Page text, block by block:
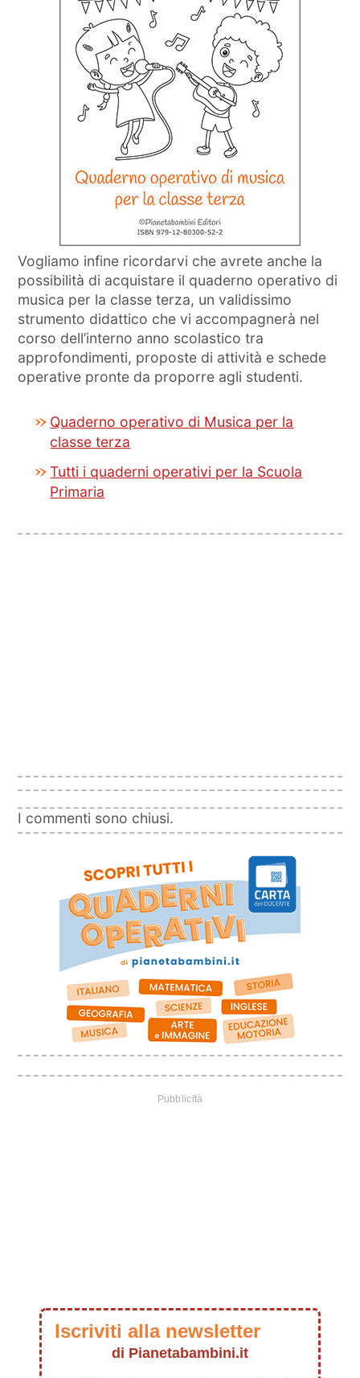
Vogliamo infine ricordarvi che avrete anche la
possibilità di acquistare il quaderno operativo di
musica per la classe terza, un validissimo
strumento didattico che vi accompagnerà nel
corso dell’interno anno scolastico tra
approfondimenti, proposte di attività e schede
operative pronte da proporre agli studenti.
Quaderno operativo di Musica per la
classe terza
Tutti i quaderni operativi per la Scuola
Primaria
I commenti sono chiusi.
Iscriviti alla newsletter
di Pianetabambini.it